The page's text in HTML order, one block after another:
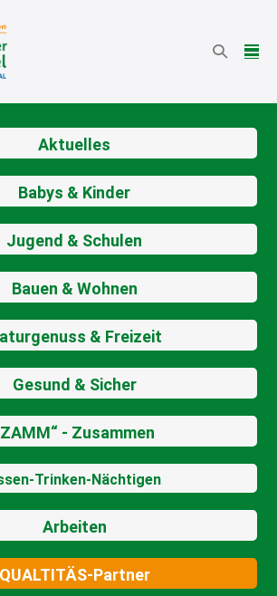
Aktuelles
Babys & Kinder
Jugend & Schulen
Bauen & Wohnen
& Freizeit
Gesund & Sicher
- Zusammen
Trinken-Nächtigen
Arbeiten
QUALTITÄS-Partner